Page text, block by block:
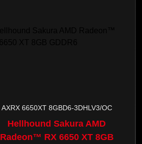
AXRX 6650XT 8GBD6-3DHLV3/OC
Hellhound Sakura AMD
Radeon™ RX 6650 XT 8GB